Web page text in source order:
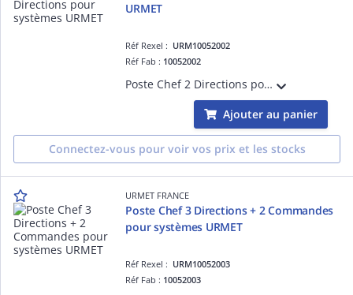
URMET
Réf Rexel : URM10052002
Réf Fab : 10052002
Poste Chef 2 Directions pour systèmes URMET. Sa conception permet l'optimisation des performences du système.
Ajouter au panier
Connectez-vous pour voir vos prix et les stocks
URMET FRANCE
Poste Chef 3 Directions + 2 Commandes
pour systèmes URMET
Réf Rexel : URM10052003
Réf Fab : 10052003